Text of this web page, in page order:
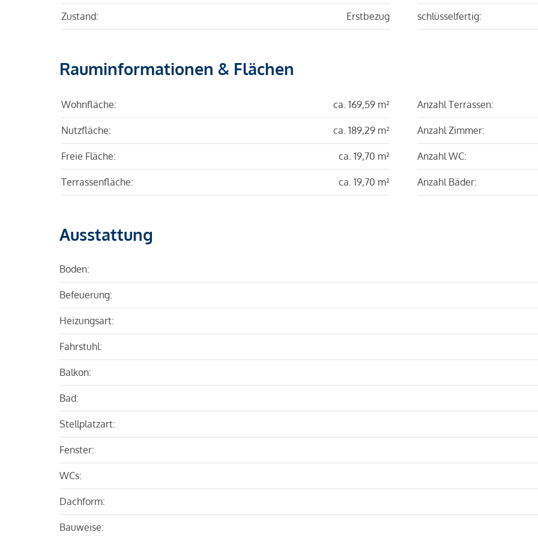
Zustand: Erstbezug schlüsselfertig:
Rauminformationen & Flächen
Wohnfläche: ca. 169,59 m²
Nutzfläche: ca. 189,29 m²
Freie Fläche: ca. 19,70 m²
Terrassenfläche: ca. 19,70 m²
Anzahl Terrassen:
Anzahl Zimmer:
Anzahl WC:
Anzahl Bäder:
Ausstattung
Boden:
Befeuerung:
Heizungsart:
Fahrstuhl:
Balkon:
Bad:
Stellplatzart:
Fenster:
WCs:
Dachform:
Bauweise: